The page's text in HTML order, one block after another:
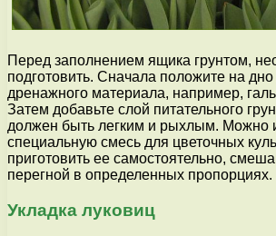
Перед заполнением ящика грунтом,
подготовить. Сначала положите на
дренажного материала, например,
Затем добавьте слой питательного
должен быть легким и рыхлым. Можно
специальную смесь для цветочных
приготовить ее самостоятельно,
перегной в определенных пропорциях.
Укладка луковиц